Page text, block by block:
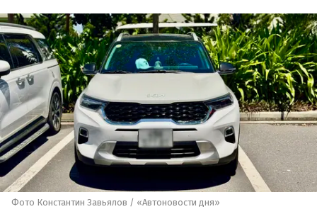
Фото Константин Завьялов / «Автоновости дня»